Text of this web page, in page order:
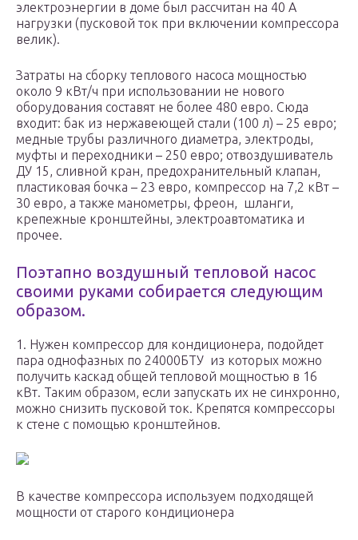
электроэнергии в доме был рассчитан на 40 А
нагрузки (пусковой ток при включении компрессора
велик).
Затраты на сборку теплового насоса мощностью
около 9 кВт/ч при использовании не нового
оборудования составят не более 480 евро. Сюда
входит: бак из нержавеющей стали (100 л) – 25 евро;
медные трубы различного диаметра, электроды,
муфты и переходники – 250 евро; отвоздушиватель
ДУ 15, сливной кран, предохранительный клапан,
пластиковая бочка – 23 евро, компрессор на 7,2 кВт –
30 евро, а также манометры, фреон, шланги,
крепежные кронштейны, электроавтоматика и
прочее.
Поэтапно воздушный тепловой насос
своими руками собирается следующим
образом.
1. Нужен компрессор для кондиционера, подойдет
пара однофазных по 24000БТУ из которых можно
получить каскад общей тепловой мощностью в 16
кВт. Таким образом, если запускать их не синхронно,
можно снизить пусковой ток. Крепятся компрессоры
к стене с помощью кронштейнов.
В качестве компрессора используем подходящей
мощности от старого кондиционера